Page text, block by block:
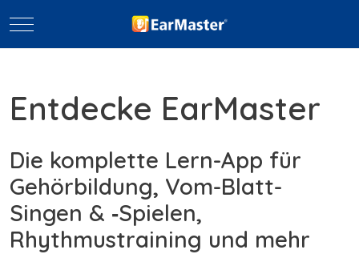
Mobile Menu Toggle
Entdecke EarMaster
Die komplette Lern-App für
Gehörbildung, Vom-Blatt-
Singen & ‑Spielen,
Rhythmustraining und mehr